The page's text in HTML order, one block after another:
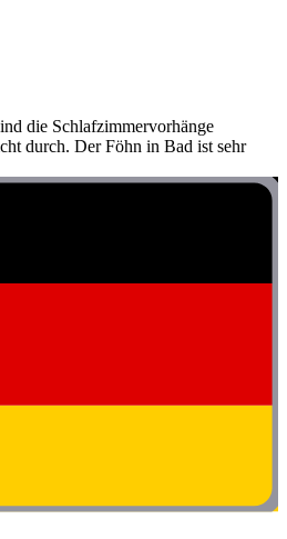
die Schlafzimmervorhänge
durch. Der Föhn in Bad ist sehr